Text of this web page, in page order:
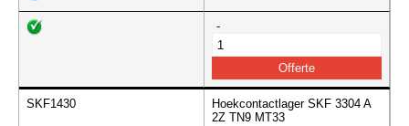
-
SKF1430
Hoekcontactlager SKF 3304 A
2Z TN9 MT33